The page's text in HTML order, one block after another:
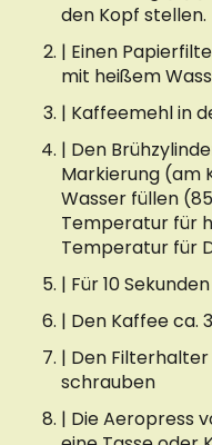
den Kopf stellen.
| Einen
mit heißem
| Kaffeemehl in
| Den
Markierung (am
Wasser füllen
Temperatur für
Temperatur für
| Für 10
| Den Kaffee ca.
| Den
schrauben
| Die Aeropress